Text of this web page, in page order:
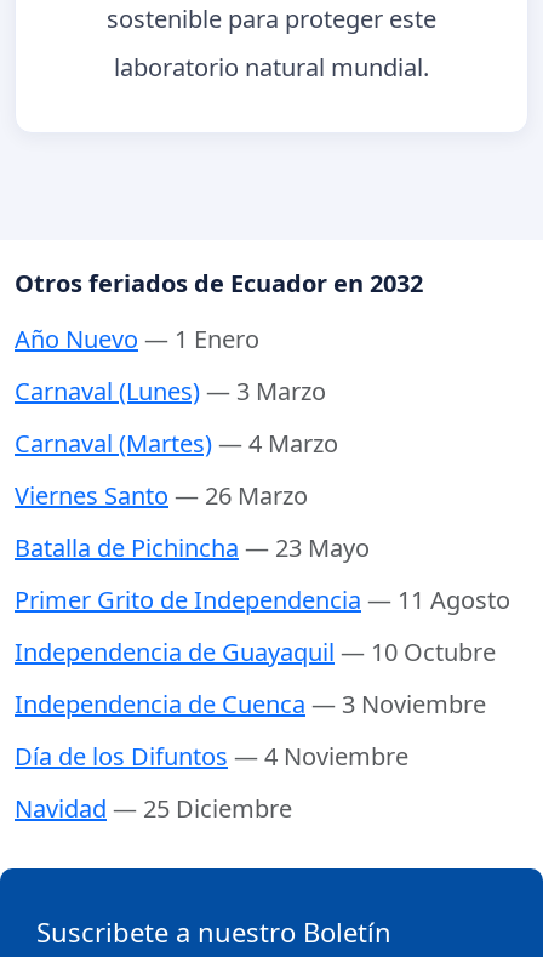
sostenible para proteger este
laboratorio natural mundial.
Otros feriados de Ecuador en 2032
Año Nuevo — 1 Enero
Carnaval (Lunes)— 3 Marzo
Carnaval (Martes)— 4 Marzo
Viernes Santo — 26 Marzo
Batalla de Pichincha — 23 Mayo
Primer Grito de Independencia — 11 Agosto
Independencia de Guayaquil — 10 Octubre
Independencia de Cuenca — 3 Noviembre
Día de los Difuntos — 4 Noviembre
Navidad — 25 Diciembre
Suscribete a nuestro Boletín